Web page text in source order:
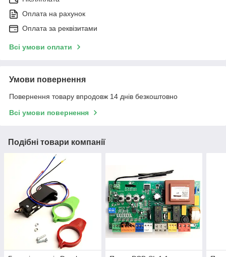
Оплата на рахунок
Оплата за реквізитами
Всі умови оплати
Умови повернення
Повернення товару впродовж 14 днів безкоштовно
Всі умови повернення
Подібні товари компанії